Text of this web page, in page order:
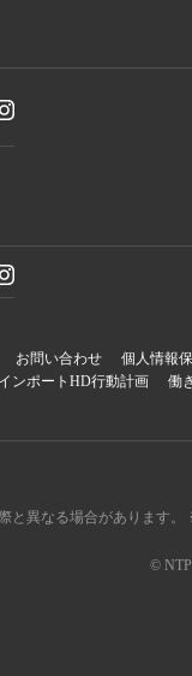
お問い合わせ 個人情報
ンポートHD行動計画
働
異なる場合があります。
©